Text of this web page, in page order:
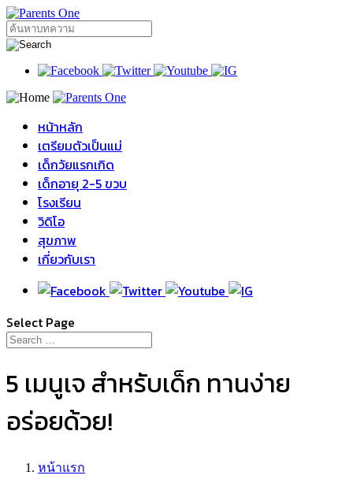
หน้าหลัก
เตรียมตัวเป็นแม่
เด็กวัยแรกเกิด
เด็กอายุ 2-5 ขวบ
โรงเรียน
วิดิโอ
สุขภาพ
เกี่ยวกับเรา
Select Page
5 เมนูเจ สำหรับเด็ก ทานง่าย
อร่อยด้วย!
หน้าแรก